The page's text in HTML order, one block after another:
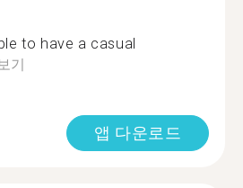
to have a casual
기
앱 다운로드